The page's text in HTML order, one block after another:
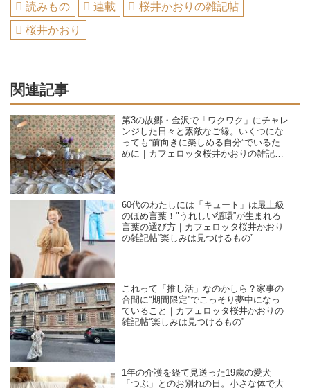
読みもの 連載
桜井かおりの雑記帖
桜井かおり
関連記事
第3の故郷・金沢で「ワクワク」にチャレ
ンジした日々と素敵なご縁。いくつにな
っても“前向きに楽しめる自分”でいるた
めに｜カフェロッタ桜井かおりの雑記
60代のわたしには「キュート」は最上級
のほめ言葉！"うれしい循環”が生まれる
言葉の選び方｜カフェロッタ桜井かおり
の雑記帖“楽しみは見つけるもの”
これって「推し活」なのかしら？家事の
合間に“期間限定”でこっそり夢中になっ
ていること｜カフェロッタ桜井かおりの
雑記帖“楽しみは見つけるもの”
1年の介護を経て見送った19歳の愛犬
「つぶ」とのお別れの日。小さな体で大